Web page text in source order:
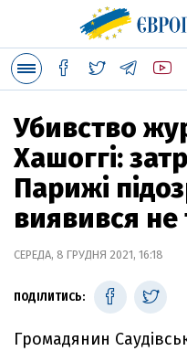
Убивство
Хашоггі:
Парижі
виявився
СЕРЕДА, 8 ГРУДНЯ 2021, 16:18
ПОДІЛИТИСЬ:
Громадянин